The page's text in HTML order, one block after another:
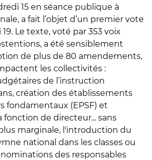
15 en séance publique à
a fait l’objet d’un premier vote
Le texte, voté par 353 voix
a été sensiblement
de plus de 80 amendements,
les collectivités :
de l’instruction
création des établissements
fondamentaux (EPSF) et
de directeur... sans
marginale, l'introduction du
national dans les classes ou
des responsables